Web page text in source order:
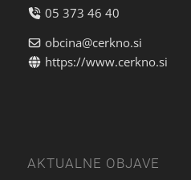
05 373 46 40
obcina@cerkno.si
https://www.cerkno.si
AKTUALNE OBJAVE